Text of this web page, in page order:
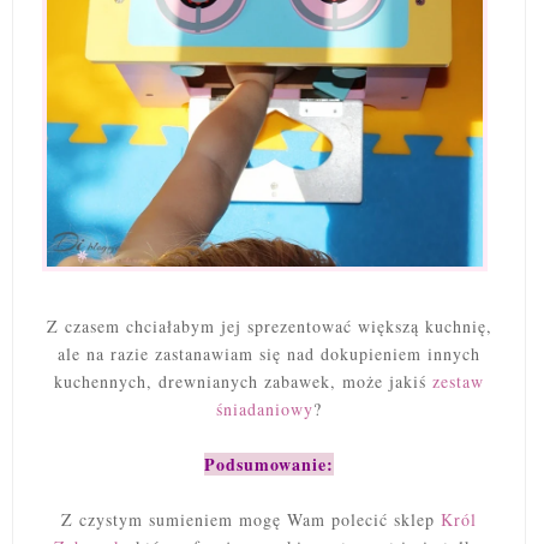
Z czasem chciałabym jej sprezentować większą kuchnię,
ale na razie zastanawiam się nad dokupieniem innych
kuchennych, drewnianych zabawek, może jakiś zestaw
śniadaniowy?
Podsumowanie:
Z czystym sumieniem mogę Wam polecić sklep Król